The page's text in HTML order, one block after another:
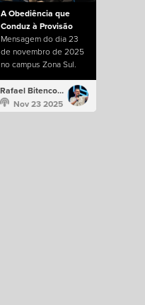
A Obediência que
Conduz à Provisão
Mensagem do dia 23
de novembro de 2025
no campus Zona Sul.
Rafael Bitencourt
Nov 23 2025